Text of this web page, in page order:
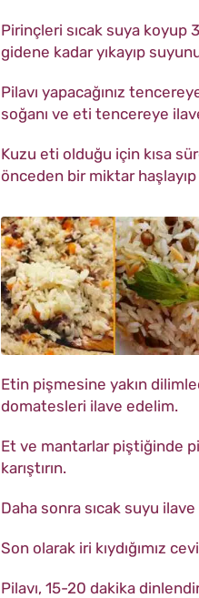
Pirinçleri sıcak suya koyup
gidene kadar yıkayıp
Pilavı yapacağınız
soğanı ve eti tencereye
Kuzu eti olduğu için kısa
önceden bir miktar
Etin pişmesine yakın
domatesleri ilave edelim.
Et ve mantarlar piştiğinde
karıştırın.
Daha sonra sıcak suyu
Son olarak iri kıydığımız
Pilavı, 15-20 dakika